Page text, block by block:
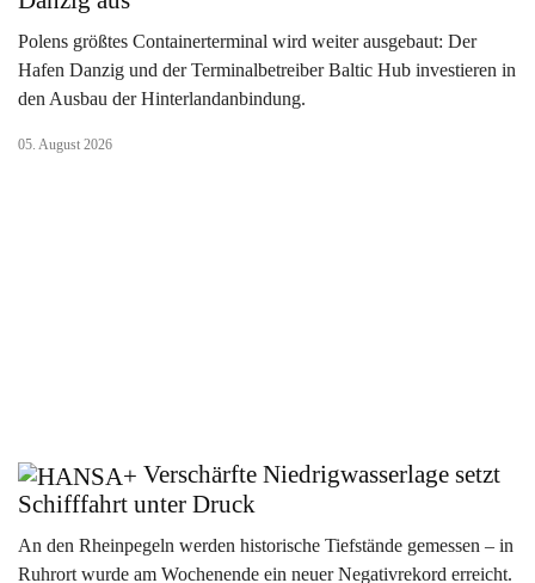
Polens größtes Containerterminal wird weiter ausgebaut: Der
Hafen Danzig und der Terminalbetreiber Baltic Hub investieren in
den Ausbau der Hinterlandanbindung.
05. August 2026
Verschärfte Niedrigwasserlage setzt
Schifffahrt unter Druck
An den Rheinpegeln werden historische Tiefstände gemessen – in
Ruhrort wurde am Wochenende ein neuer Negativrekord erreicht.